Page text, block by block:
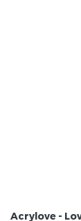
Acrylove -